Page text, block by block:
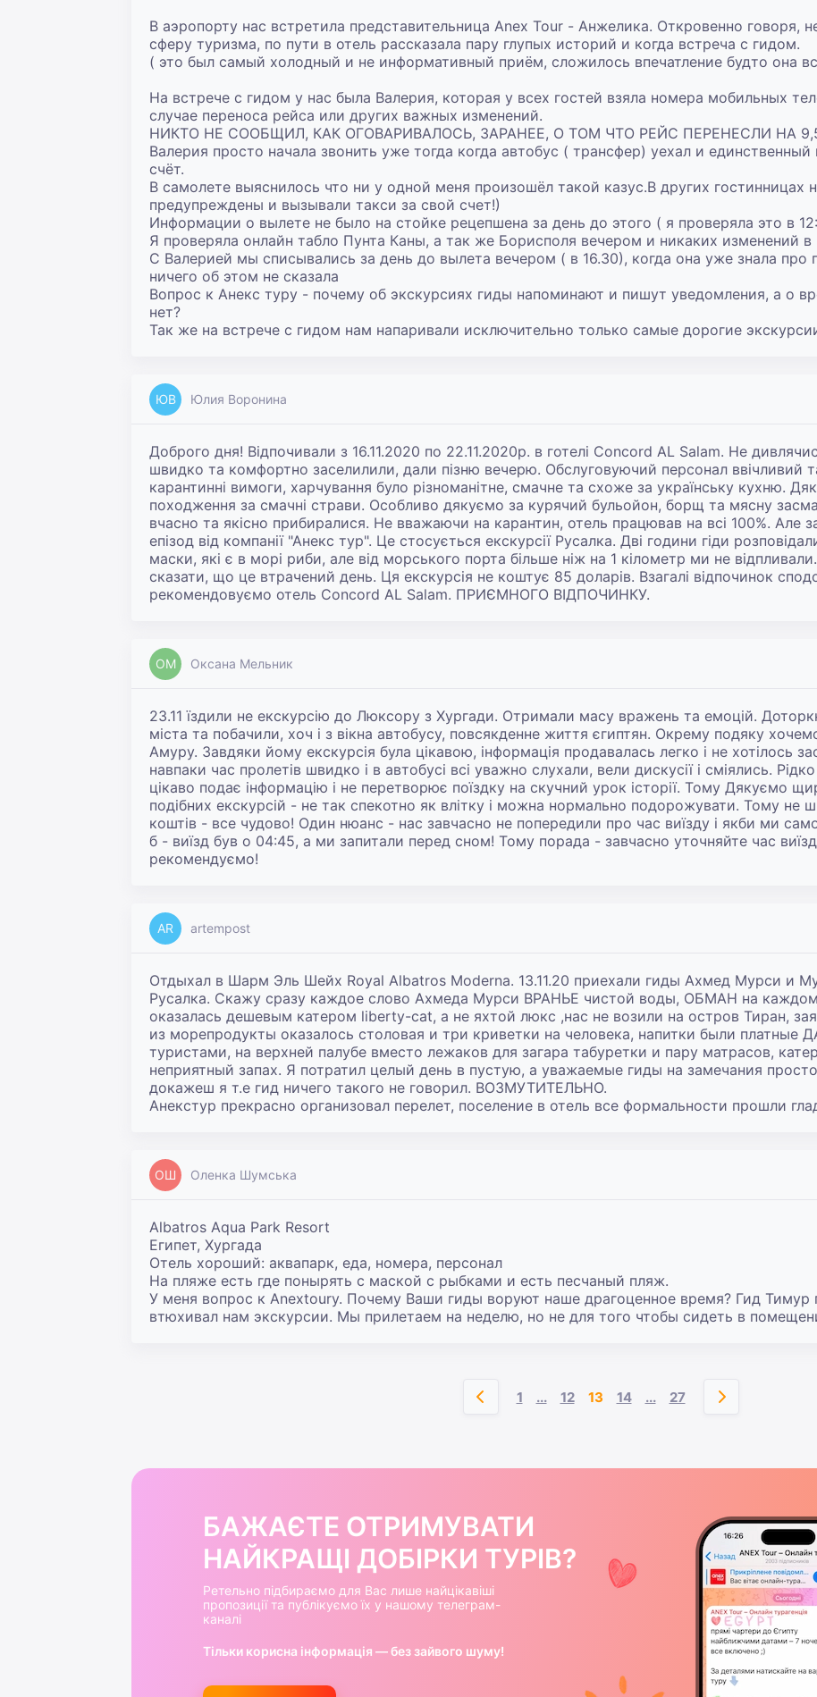
В аэропорту нас встретила представительница Anex Tour - Анжелика. Откровенно говоря,
сферу туризма, по пути в отель рассказала пару глупых историй и когда встреча с гидом.
( это был самый холодный и не информативный приём, сложилось впечатление будто она
На встрече с гидом у нас была Валерия, которая у всех гостей взяла номера мобильных
случае переноса рейса или других важных изменений.
НИКТО НЕ СООБЩИЛ, КАК ОГОВАРИВАЛОСЬ, ЗАРАНЕЕ, О ТОМ ЧТО РЕЙС ПЕРЕНЕСЛИ НА
Валерия просто начала звонить уже тогда когда автобус ( трансфер) уехал и
счёт.
В самолете выяснилось что ни у одной меня произошёл такой казус.В других гостинницах
предупреждены и вызывали такси за свой счет!)
Информации о вылете не было на стойке рецепшена за день до этого ( я проверяла это в
Я проверяла онлайн табло Пунта Каны, а так же Борисполя вечером и никаких изменений
С Валерией мы списывались за день до вылета вечером ( в 16.30), когда она уже знала про
ничего об этом не сказала
Вопрос к Анекс туру - почему об экскурсиях гиды напоминают и пишут уведомления, а о
нет?
Так же на встрече с гидом нам напаривали исключительно только самые дорогие
ЮВ Юлия Воронина
Доброго дня! Відпочивали з 16.11.2020 по 22.11.2020р. в готелі Concord AL Salam. Не
швидко та комфортно заселилили, дали пізню вечерю. Обслуговуючий персонал ввічливий
карантинні вимоги, харчування було різноманітне, смачне та схоже за українську кухню.
походження за смачні страви. Особливо дякуємо за курячий бульойон, борщ та мясну
вчасно та якісно прибиралися. Не вважаючи на карантин, отель працював на всі 100%. Але
епізод від компанії "Анекс тур". Це стосується екскурсії Русалка. Дві години гіди
маски, які є в морі риби, але від морського порта більше ніж на 1 кілометр ми не
сказати, що це втрачений день. Ця екскурсія не коштує 85 доларів. Взагалі відпочинок
рекомендовуємо отель Concord AL Salam. ПРИЄМНОГО ВІДПОЧИНКУ.
ОМ Оксана Мельник
23.11 їздили не екскурсію до Люксору з Хургади. Отримали масу вражень та емоцій.
міста та побачили, хоч і з вікна автобусу, повсякденне життя єгиптян. Окрему подяку
Амуру. Завдяки йому екскурсія була цікавою, інформація продавалась легко і не хотілось
навпаки час пролетів швидко і в автобусі всі уважно слухали, вели дискусії і сміялись.
цікаво подає інформацію і не перетворює поїздку на скучний урок історії. Тому Дякуємо
подібних екскурсій - не так спекотно як влітку і можна нормально подорожувати. Тому не
коштів - все чудово! Один нюанс - нас завчасно не попередили про час виїзду і якби ми
б - виїзд був о 04:45, а ми запитали перед сном! Тому порада - завчасно уточняйте час
рекомендуємо!
AR artempost
Отдыхал в Шарм Эль Шейх Royal Albatros Moderna. 13.11.20 приехали гиды Ахмед Мурси и
Русалка. Скажу сразу каждое слово Ахмеда Мурси ВРАНЬЕ чистой воды, ОБМАН на каждом
оказалась дешевым катером liberty-cat, а не яхтой люкс ,нас не возили на остров Тиран,
из морепродукты оказалось столовая и три криветки на человека, напитки были платные
туристами, на верхней палубе вместо лежаков для загара табуретки и пару матрасов,
неприятный запах. Я потратил целый день в пустую, а уважаемые гиды на замечания
докажеш я т.е гид ничего такого не говорил. ВОЗМУТИТЕЛЬНО.
Анекстур прекрасно организовал перелет, поселение в отель все формальности прошли
ОШ Оленка Шумська
Albatros Aqua Park Resort
Египет, Хургада
Отель хороший: аквапарк, еда, номера, персонал
На пляже есть где понырять с маской с рыбками и есть песчаный пляж.
У меня вопрос к Anextourу. Почему Ваши гиды воруют наше драгоценное время? Гид Тимур
втюхивал нам экскурсии. Мы прилетаем на неделю, но не для того чтобы сидеть в
1 ... 12 13 14 ... 27
БАЖАЄТЕ ОТРИМУВАТИ
НАЙКРАЩІ ДОБІРКИ ТУРІВ?
Ретельно підбираємо для Вас лише найцікавіші
пропозиції та публікуємо їх у нашому телеграм-
каналі
Тільки корисна інформація — без зайвого шуму!